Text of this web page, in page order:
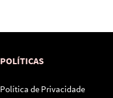
POLÍTICAS
Política de Privacidade